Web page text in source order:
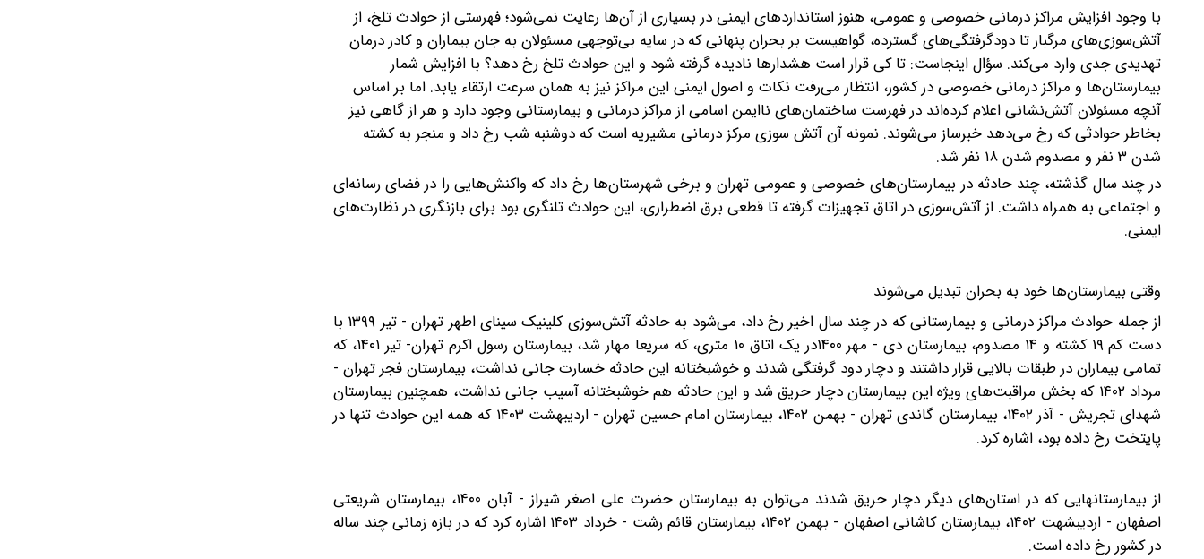
با وجود افزایش مراکز درمانی خصوصی و عمومی، هنوز استانداردهای ایمنی در بسیاری از آن‌ها رعایت نمی‌شود؛ فهرستی از حوادث تلخ، از
آتش‌سوزی‌های مرگبار تا دودگرفتگی‌های گسترده، گواهیست بر بحران پنهانی که در سایه بی‌توجهی مسئولان به جان بیماران و کادر درمان
تهدیدی جدی وارد می‌کند. سؤال اینجاست: تا کی قرار است هشدارها نادیده گرفته شود و این حوادث تلخ رخ دهد؟ با افزایش شمار
بیمارستان‌ها و مراکز درمانی خصوصی در کشور، انتظار می‌رفت نکات و اصول ایمنی این مراکز نیز به همان سرعت ارتقاء یابد. اما بر اساس
آنچه مسئولان آتش‌نشانی اعلام کرده‌اند در فهرست ساختمان‌های ناایمن اسامی از مراکز درمانی و بیمارستانی وجود دارد و هر از گاهی نیز
بخاطر حوادثی که رخ می‌دهد خبرساز می‌شوند. نمونه آن آتش سوزی مرکز درمانی مشیریه است که دوشنبه شب رخ داد و منجر به کشته
شدن ۳ نفر و مصدوم شدن ۱۸ نفر شد.
در چند سال گذشته، چند حادثه در بیمارستان‌های خصوصی و عمومی تهران و برخی شهرستان‌ها رخ داد که واکنش‌هایی را در فضای رسانه‌ای
و اجتماعی به همراه داشت. از آتش‌سوزی در اتاق تجهیزات گرفته تا قطعی برق اضطراری، این حوادث تلنگری بود برای بازنگری در نظارت‌های
ایمنی.
وقتی بیمارستان‌ها خود به بحران تبدیل می‌شوند
از جمله حوادث مراکز درمانی و بیمارستانی که در چند سال اخیر رخ داد، می‌شود به حادثه آتش‌سوزی کلینیک سینای اطهر تهران - تیر ۱۳۹۹ با
دست کم ۱۹ کشته و ۱۴ مصدوم، بیمارستان دی - مهر ۱۴۰۰در یک اتاق ۱۰ متری، که سریعا مهار شد، بیمارستان رسول اکرم تهران- تیر ۱۴۰۱، که
تمامی بیماران در طبقات بالایی قرار داشتند و دچار دود گرفتگی شدند و خوشبختانه این حادثه خسارت جانی نداشت، بیمارستان فجر تهران -
مرداد ۱۴۰۲ که بخش مراقبت‌های ویژه این بیمارستان دچار حریق شد و این حادثه هم خوشبختانه آسیب جانی نداشت، همچنین بیمارستان
شهدای تجریش - آذر ۱۴۰۲، بیمارستان گاندی تهران - بهمن ۱۴۰۲، بیمارستان امام حسین تهران - اردیبهشت ۱۴۰۳ که همه این حوادث تنها در
پایتخت رخ داده بود، اشاره کرد.
از بیمارستانهایی که در استان‌های دیگر دچار حریق شدند می‌توان به بیمارستان حضرت علی اصغر شیراز - آبان ۱۴۰۰، بیمارستان شریعتی
اصفهان - اردیبشهت ۱۴۰۲، بیمارستان کاشانی اصفهان - بهمن ۱۴۰۲، بیمارستان قائم رشت - خرداد ۱۴۰۳ اشاره کرد که در بازه زمانی چند ساله
در کشور رخ داده است.